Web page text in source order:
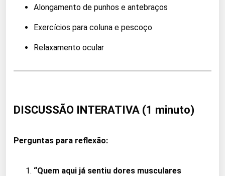
Alongamento de punhos e antebraços
Exercícios para coluna e pescoço
Relaxamento ocular
DISCUSSÃO INTERATIVA (1 minuto)
Perguntas para reflexão:
“Quem aqui já sentiu dores musculares